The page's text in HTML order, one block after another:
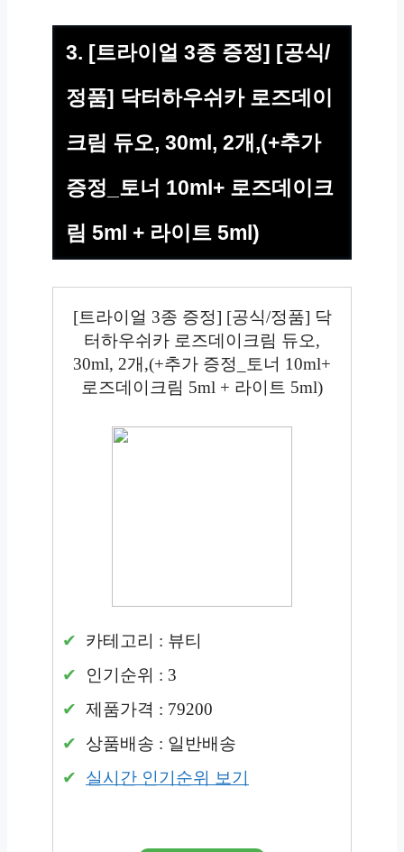
3. [트라이얼 3종 증정] [공식/
정품] 닥터하우쉬카 로즈데이
크림 듀오, 30ml, 2개,(+추가
증정_토너 10ml+ 로즈데이크
림 5ml + 라이트 5ml)
[트라이얼 3종 증정] [공식/정품] 닥
터하우쉬카 로즈데이크림 듀오,
30ml, 2개,(+추가 증정_토너 10ml+
로즈데이크림 5ml + 라이트 5ml)
카테고리 : 뷰티
인기순위 : 3
제품가격 : 79200
상품배송 : 일반배송
실시간 인기순위 보기